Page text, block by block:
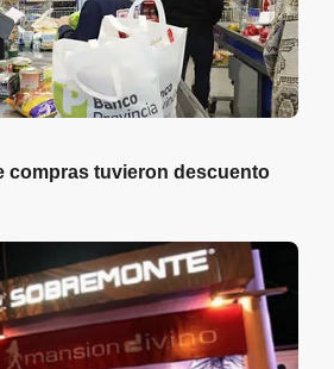
compras tuvieron descuento